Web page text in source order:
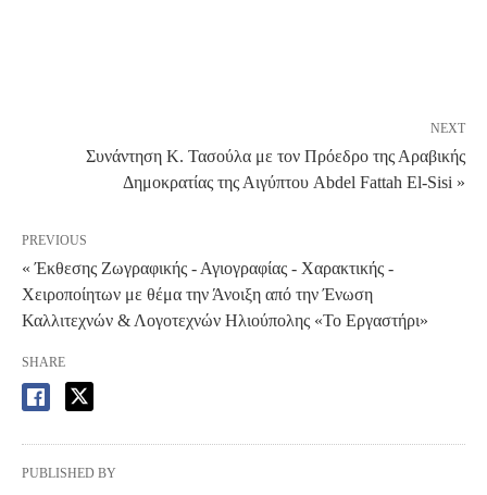
NEXT
Συνάντηση Κ. Τασούλα με τον Πρόεδρο της Αραβικής
Δημοκρατίας της Αιγύπτου Abdel Fattah El-Sisi »
PREVIOUS
« Έκθεσης Ζωγραφικής - Αγιογραφίας - Χαρακτικής -
Χειροποίητων με θέμα την Άνοιξη από την Ένωση
Καλλιτεχνών & Λογοτεχνών Ηλιούπολης «Το Εργαστήρι»
SHARE
PUBLISHED BY